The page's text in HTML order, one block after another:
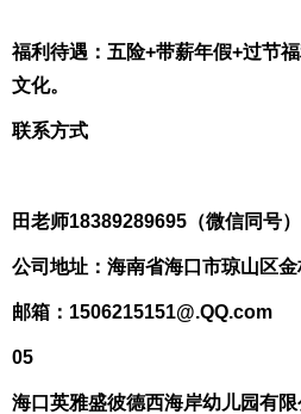
福利待遇：五险+带薪年假+过节
文化。
联系方式
田老师18389289695（微信同号）
公司地址：海南省海口市琼山区
邮箱：1506215151@.QQ.com
05
海口英雅盛彼德西海岸幼儿园有限